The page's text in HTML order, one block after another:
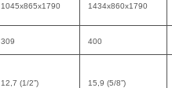
1045x865x1790 1434x860x1790
309 400
12,7 (1/2”) 15,9 (5/8”)